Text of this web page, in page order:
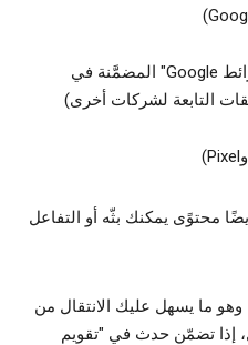
الخدمات المدمَجة (مثل "خرائط Google" المضمَّنة في
التابعة لشركات أخرى)
محتوًى يمكنك بثّه أو التفاعل
ما يسهل عليك الانتقال من
إذا تضمّن حدث في "تقويم